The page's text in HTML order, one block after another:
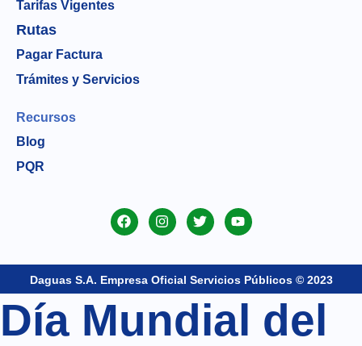
Tarifas Vigentes
Rutas
Pagar Factura
Trámites y Servicios
Recursos
Blog
PQR
Daguas S.A. Empresa Oficial Servicios Públicos © 2023
Día Mundial del